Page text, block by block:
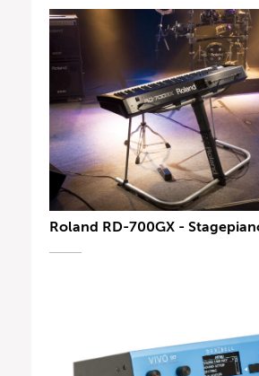
Roland RD-700GX -